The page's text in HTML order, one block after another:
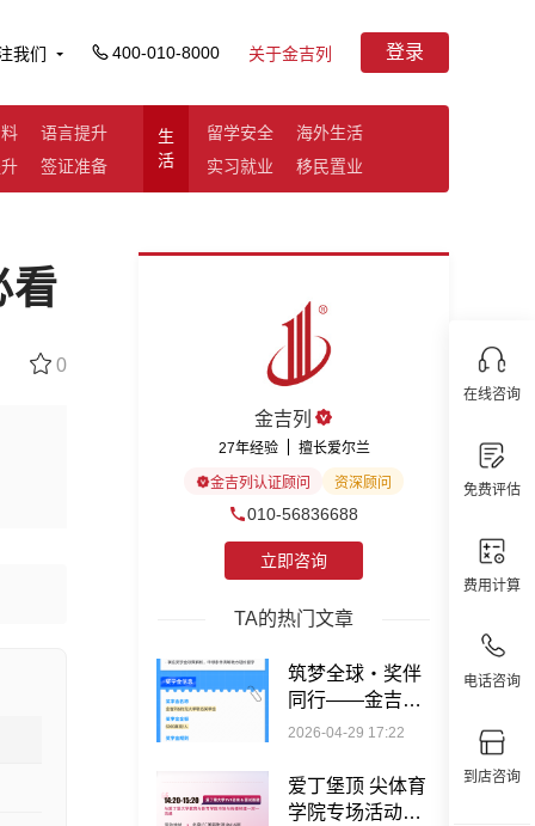
我们 400-010-8000 关于金吉列 登录
语言提升
签证准备
生
活
留学安全
海外生活
实习就业
移民置业
在线咨询
免费评估
费用计算
电话咨询
到店咨询
看
0
金吉列
27年经验 擅长爱尔兰
金吉列认证顾问 资深顾问
010-56836688
立即咨询
TA的热门文章
筑梦全球・奖伴
同行——金吉列
奖学金系列直播
2026-04-29 17:22
爱丁堡顶 尖体育
学院专场活动，